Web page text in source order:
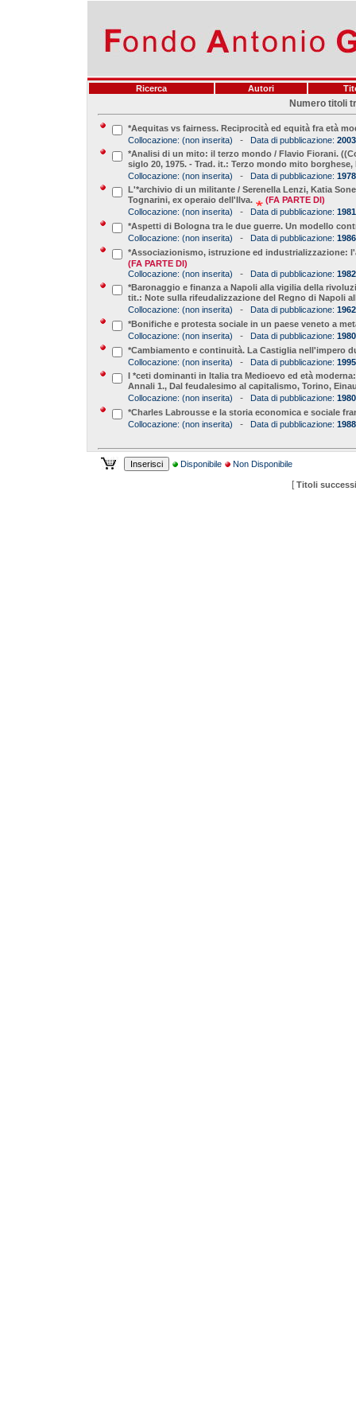
Ricerca Autori
Numero titoli
*Aequitas vs fairness. Reciprocità ed equità fra età
Collocazione: (non inserita) - Data di pubblicazione: 2003
*Analisi di un mito: il terzo mondo / Flavio Fiorani.
siglo 20, 1975. - Trad. it.: Terzo mondo mito borghese,
Collocazione: (non inserita) - Data di pubblicazione: 1978
L'*archivio di un militante / Serenella Lenzi, Katia
Tognarini, ex operaio dell'Ilva.
(FA PARTE DI)
Collocazione: (non inserita) - Data di pubblicazione: 1981
*Aspetti di Bologna tra le due guerre. Un modello
Collocazione: (non inserita) - Data di pubblicazione: 1986
*Associazionismo, istruzione ed industrializzazione:
(FA PARTE DI)
Collocazione: (non inserita) - Data di pubblicazione: 1982
*Baronaggio e finanza a Napoli alla vigilia della
tit.: Note sulla rifeudalizzazione del Regno di Napoli
Collocazione: (non inserita) - Data di pubblicazione: 1962
*Bonifiche e protesta sociale in un paese veneto a
Collocazione: (non inserita) - Data di pubblicazione: 1980
*Cambiamento e continuità. La Castiglia nell'impero
Collocazione: (non inserita) - Data di pubblicazione: 1995
I *ceti dominanti in Italia tra Medioevo ed età
Annali 1., Dal feudalesimo al capitalismo, Torino,
Collocazione: (non inserita) - Data di pubblicazione: 1980
*Charles Labrousse e la storia economica e sociale
Collocazione: (non inserita) - Data di pubblicazione: 1988
Disponibile Non Disponibile
[Titoli